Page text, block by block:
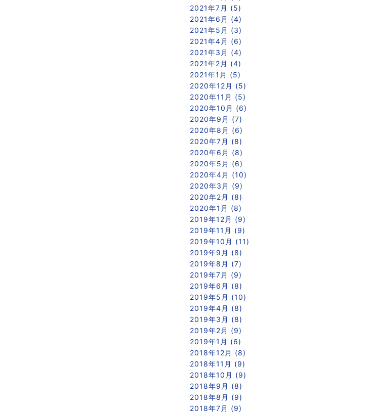
2021年7月 (5)
2021年6月 (4)
2021年5月 (3)
2021年4月 (6)
2021年3月 (4)
2021年2月 (4)
2021年1月 (5)
2020年12月 (5)
2020年11月 (5)
2020年10月 (6)
2020年9月 (7)
2020年8月 (6)
2020年7月 (8)
2020年6月 (8)
2020年5月 (6)
2020年4月 (10)
2020年3月 (9)
2020年2月 (8)
2020年1月 (8)
2019年12月 (9)
2019年11月 (9)
2019年10月 (11)
2019年9月 (8)
2019年8月 (7)
2019年7月 (9)
2019年6月 (8)
2019年5月 (10)
2019年4月 (8)
2019年3月 (8)
2019年2月 (9)
2019年1月 (6)
2018年12月 (8)
2018年11月 (9)
2018年10月 (9)
2018年9月 (8)
2018年8月 (9)
2018年7月 (9)